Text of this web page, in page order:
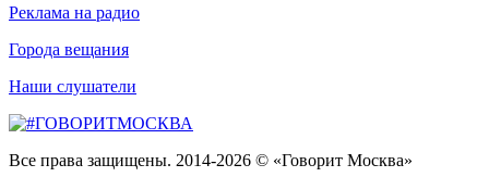
Реклама на радио
Города вещания
Наши слушатели
Все права защищены. 2014-2026 © «Говорит Москва»